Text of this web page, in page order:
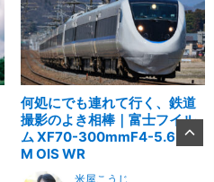
何処にでも連れて行く、鉄道
撮影のよき相棒｜富士フイル
ム XF70-300mmF4-5.6 R L
M OIS WR
米屋こうじ